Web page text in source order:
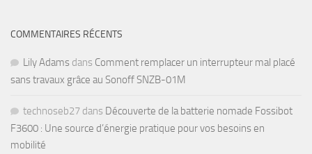
COMMENTAIRES RÉCENTS
Lily Adams dans Comment remplacer un interrupteur mal placé
sans travaux grâce au Sonoff SNZB-01M
technoseb27 dans Découverte de la batterie nomade Fossibot
F3600 : Une source d’énergie pratique pour vos besoins en
mobilité